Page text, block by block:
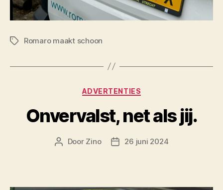
TagsRomaro maakt schoon
Categorieën
ADVERTENTIES
Onvervalst, net als jij.
Berichtauteur
Door Zino Berichtdatum
26 juni 2024